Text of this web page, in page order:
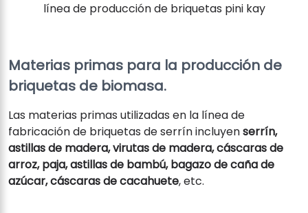
línea de producción de briquetas pini kay
Materias primas para la producción de
briquetas de biomasa.
Las materias primas utilizadas en la línea de
fabricación de briquetas de serrín incluyenserrín,
astillas de madera, virutas de madera, cáscaras de
arroz, paja, astillas de bambú, bagazo de caña de
azúcar, cáscaras de cacahuete, etc.